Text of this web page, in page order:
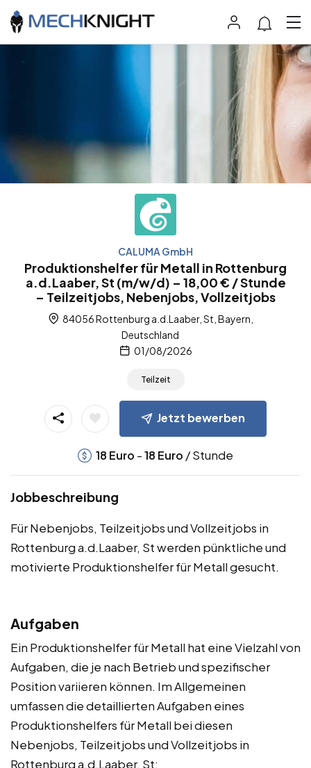
CALUMA GmbH
Produktionshelfer für Metall in Rottenburg
a.d.Laaber, St (m/w/d) – 18,00 € / Stunde
– Teilzeitjobs, Nebenjobs, Vollzeitjobs
84056 Rottenburg a.d.Laaber, St, Bayern,
Deutschland
01/08/2026
Teilzeit
Jetzt bewerben
18 Euro -18 Euro / Stunde
Jobbeschreibung
Für Nebenjobs, Teilzeitjobs und Vollzeitjobs in
Rottenburg a.d.Laaber, St werden pünktliche und
motivierte Produktionshelfer für Metall gesucht.
Aufgaben
Ein Produktionshelfer für Metall hat eine Vielzahl von
Aufgaben, die je nach Betrieb und spezifischer
Position variieren können. Im Allgemeinen
umfassen die detaillierten Aufgaben eines
Produktionshelfers für Metall bei diesen
Nebenjobs, Teilzeitjobs und Vollzeitjobs in
Rottenburg a.d.Laaber, St: